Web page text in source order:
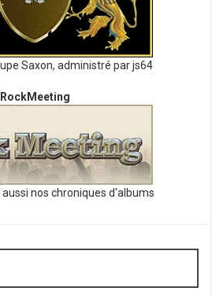
Saxon, administré par js64
RockMeeting
nos chroniques d'albums